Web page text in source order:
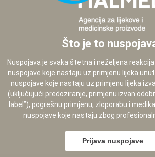
Što je to
Nuspojava je svaka štetna i neželjena
nuspojave koje nastaju uz primjenu lijeka
nuspojave koje nastaju uz primjenu lijeka
(uključujući predoziranje, primjenu izvan
label”), pogrešnu primjenu, zloporabu i
nuspojave koje nastaju zbog
Prijava nuspojave